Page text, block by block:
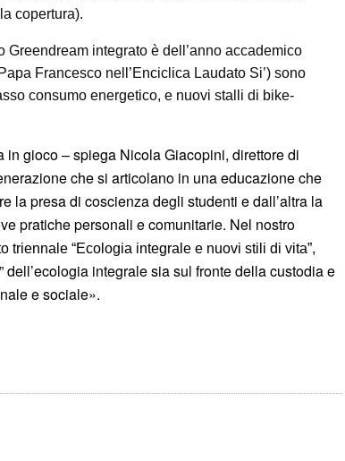
copertura).
Greendream integrato è dell’anno accademico
Francesco nell’Enciclica Laudato Si’) sono
consumo energetico, e nuovi stalli di bike-
gioco – spiega Nicola Giacopini, direttore di
che si articolano in una educazione che
la presa di coscienza degli studenti e dall’altra la
pratiche personali e comunitarie. Nel nostro
triennale “Ecologia integrale e nuovi stili di vita”,
integrale sia sul fronte della custodia e
e sociale».